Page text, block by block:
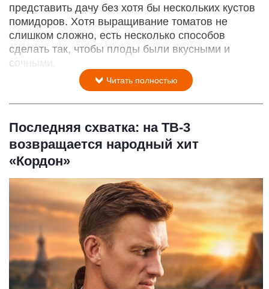
представить дачу без хотя бы нескольких кустов
помидоров. Хотя выращивание томатов не
слишком сложно, есть несколько способов
сделать так, чтобы плоды были вкусными и
сочными.
Читать полностью
Последняя схватка: на ТВ-3
возвращается народный хит
«Кордон»